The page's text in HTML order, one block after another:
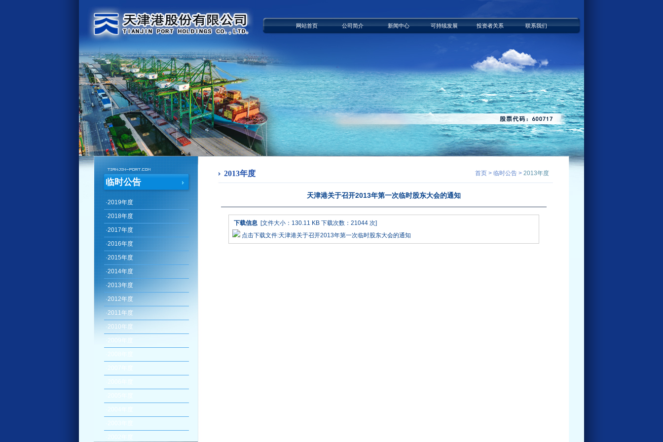
联系我们
投资者关系
可持续发展
新闻中心
公司简介
网站首页
临时公告
·2019年度
·2018年度
·2017年度
·2016年度
·2015年度
·2014年度
·2013年度
·2012年度
·2011年度
·2010年度
2009年度
2013年度 首页 > 临时公告 > 2013年度
天津港关于召开2013年第一次临时股东大会的通知
下载信息[文件大小：130.11 KB 下载次数： 21044 次]
点击下载文件:天津港关于召开2013年第一次临时股东大会的通知